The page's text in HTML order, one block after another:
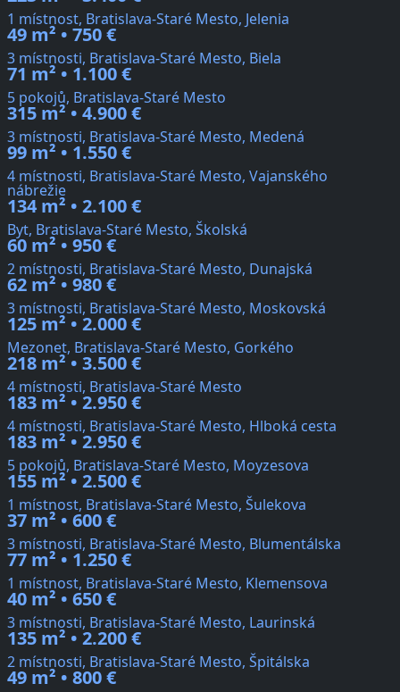
1 místnost, Bratislava-Staré Mesto, Jelenia
49 m² • 750 €
3 místnosti, Bratislava-Staré Mesto, Biela
71 m² • 1.100 €
5 pokojů, Bratislava-Staré Mesto
315 m² • 4.900 €
3 místnosti, Bratislava-Staré Mesto, Medená
99 m² • 1.550 €
4 místnosti, Bratislava-Staré Mesto, Vajanského
nábrežie
134 m² • 2.100 €
Byt, Bratislava-Staré Mesto, Školská
60 m² • 950 €
2 místnosti, Bratislava-Staré Mesto, Dunajská
62 m² • 980 €
3 místnosti, Bratislava-Staré Mesto, Moskovská
125 m² • 2.000 €
Mezonet, Bratislava-Staré Mesto, Gorkého
218 m² • 3.500 €
4 místnosti, Bratislava-Staré Mesto
183 m² • 2.950 €
4 místnosti, Bratislava-Staré Mesto, Hlboká cesta
183 m² • 2.950 €
5 pokojů, Bratislava-Staré Mesto, Moyzesova
155 m² • 2.500 €
1 místnost, Bratislava-Staré Mesto, Šulekova
37 m² • 600 €
3 místnosti, Bratislava-Staré Mesto, Blumentálska
77 m² • 1.250 €
1 místnost, Bratislava-Staré Mesto, Klemensova
40 m² • 650 €
3 místnosti, Bratislava-Staré Mesto, Laurinská
135 m² • 2.200 €
2 místnosti, Bratislava-Staré Mesto, Špitálska
49 m² • 800 €